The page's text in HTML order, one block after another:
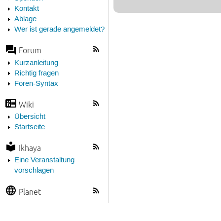
Kontakt
Ablage
Wer ist gerade angemeldet?
Forum
Kurzanleitung
Richtig fragen
Foren-Syntax
Wiki
Übersicht
Startseite
Ikhaya
Eine Veranstaltung
vorschlagen
Planet